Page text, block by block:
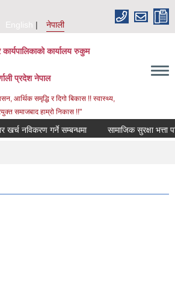
English
नेपाली
कार्यालय रुकुम
प्रदेश नेपाल
आर्थिक समृद्धि र दिगो बिकास !! स्वास्थ्य,
समाजबाद हाम्रो निकास !!"
नविकरण गर्ने सम्बन्धमा